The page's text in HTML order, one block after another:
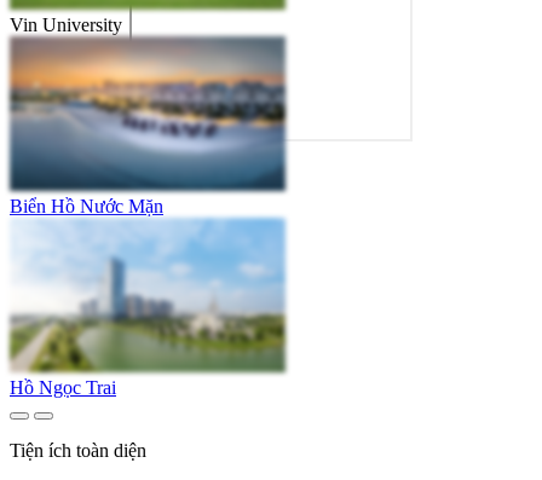
Vin University
Biển Hồ Nước Mặn
Hồ Ngọc Trai
Tiện ích toàn diện